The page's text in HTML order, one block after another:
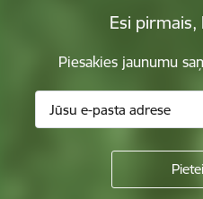
Esi
Piesakies jaunumu